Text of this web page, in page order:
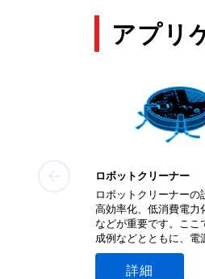
(PDF:1.7MB)
Nチャネル
(PDF:998KB)
(PDF:1.1MB)
ロードスイッ
(PDF:1.0MB)
アプリ
ロボットクリーナー
ロボットクリーナーの
高効率化、低消費電力
などが重要です。ここ
成例などとともに、電
ター駆動部、センサー
などに適した幅広い半
詳細